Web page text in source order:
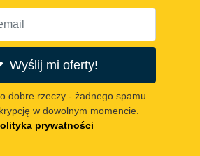
Wyślij mi oferty!
dobre rzeczy - żadnego spamu.
w dowolnym momencie.
prywatności